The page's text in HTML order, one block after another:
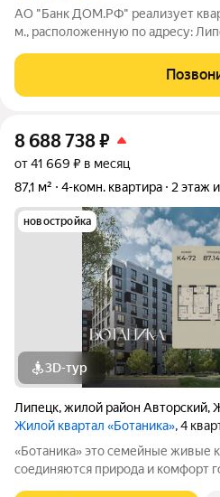
АО "Банк ДОМ.РФ" реализует
м., расположенную по адресу:
собственник (юридическое
недвижимости:
8 688 738₽
от 41 669 ₽ в месяц
87,1 м²
4-комн. квартира 2 этаж
новостройка
3D-тур
Липецк,жилой район Авторский,
Жилой квартал «Ботаника», 4
«Ботаника» это семейные живые кварталы, где гармонично
соединяются природа и комфорт